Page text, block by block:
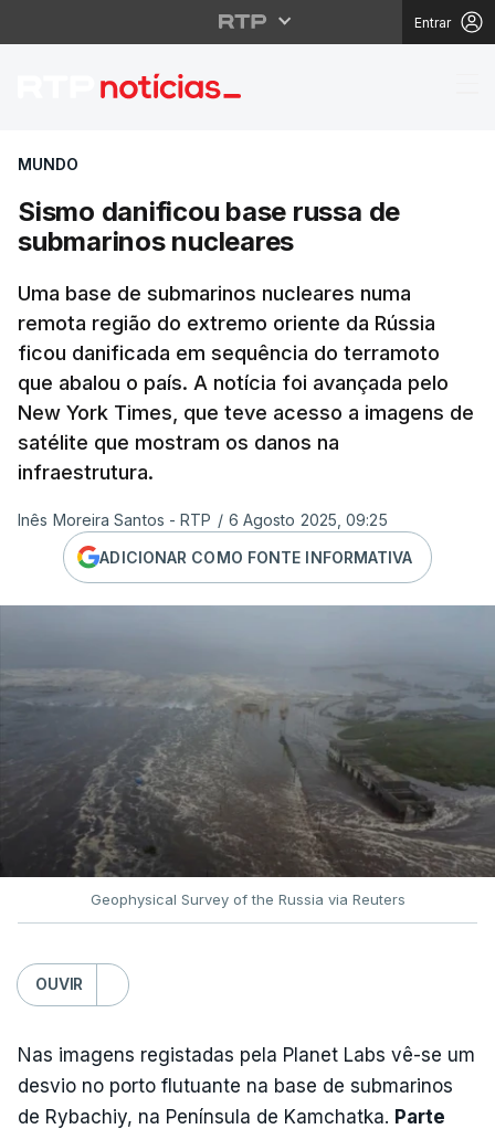
Entrar
Sismo danificou base
MUNDO
Sismo danificou base russa de
submarinos nucleares
Uma base de submarinos nucleares numa
remota região do extremo oriente da Rússia
ficou danificada em sequência do terramoto
que abalou o país. A notícia foi avançada pelo
New York Times, que teve acesso a imagens de
satélite que mostram os danos na
infraestrutura.
Inês Moreira Santos - RTP / 6 Agosto 2025, 09:25
ADICIONAR COMO FONTE INFORMATIVA
Geophysical Survey of the Russia via Reuters
OUVIR
Nas imagens registadas pela Planet Labs vê-se um
desvio no porto flutuante na base de submarinos
de Rybachiy, na Península de Kamchatka. Parte